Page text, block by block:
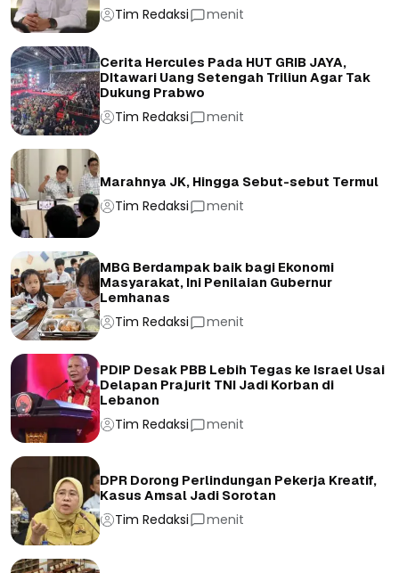
Tim Redaksi menit
Cerita Hercules Pada HUT GRIB JAYA,
DItawari Uang Setengah Triliun Agar Tak
Dukung Prabwo
Tim Redaksi menit
Marahnya JK, Hingga Sebut-sebut Termul
Tim Redaksi menit
MBG Berdampak baik bagi Ekonomi
Masyarakat, Ini Penilaian Gubernur
Lemhanas
Tim Redaksi menit
PDIP Desak PBB Lebih Tegas ke Israel Usai
Delapan Prajurit TNI Jadi Korban di
Lebanon
Tim Redaksi menit
DPR Dorong Perlindungan Pekerja Kreatif,
Kasus Amsal Jadi Sorotan
Tim Redaksi menit